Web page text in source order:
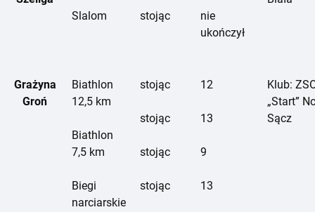
Slalom stojąc
nie
ukończył
Grażyna
Groń
Biathlon
12,5 km
Biathlon
7,5 km
Biegi
narciarskie
stojąc
stojąc
stojąc
stojąc
12
13
9
13
Klub:
„Start”
Sącz